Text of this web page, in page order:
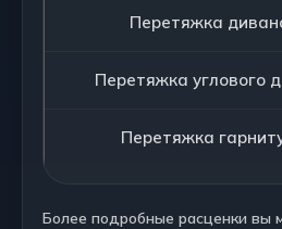
Перетяжка
Перетяжка углового
Перетяжка
Более подробные расценки вы